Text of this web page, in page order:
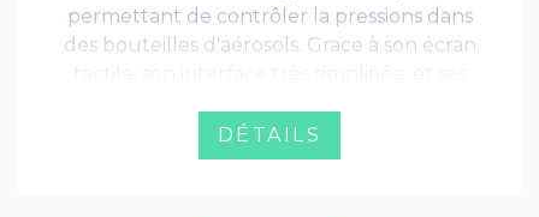
permettant de contrôler la pressions dans
des bouteilles d'aérosols. Grace à son écran
appareil agréable d'usage, que tout
utilisateur saura prendre en main
DÉTAILS